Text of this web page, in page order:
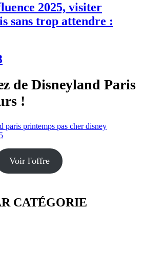
2025, visiter
sans trop attendre :
de Disneyland Paris
!
Voir l'offre
CATÉGORIE